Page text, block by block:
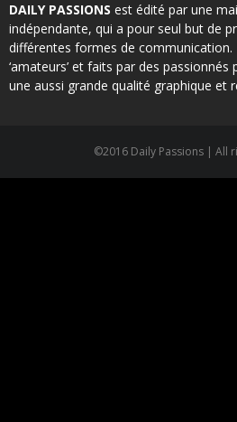
DAILY PASSIONS est édité par une
indépendante, qui a pour seul but de
différentes formes de communication.
‘amateurs’ et faits par des passionnés
une aussi grande qualité graphique et
©2016 Daily Passions | All